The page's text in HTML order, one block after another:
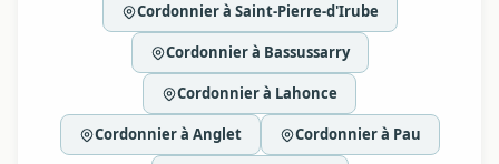
Cordonnier à Saint-Pierre-d'Irube
Cordonnier à Bassussarry
Cordonnier à Lahonce
Cordonnier à Anglet Cordonnier à Pau